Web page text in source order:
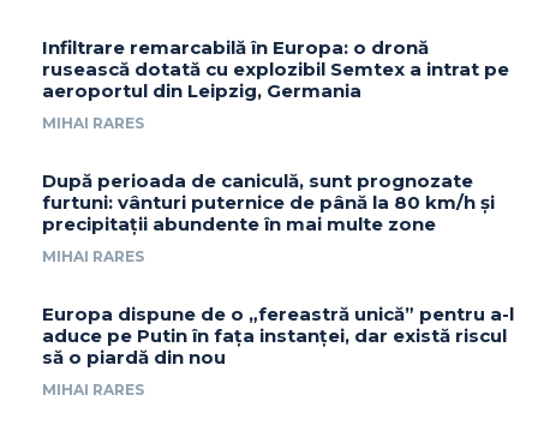
Infiltrare remarcabilă în Europa: o dronă
rusească dotată cu explozibil Semtex a intrat pe
aeroportul din Leipzig, Germania
MIHAI RARES
După perioada de caniculă, sunt prognozate
furtuni: vânturi puternice de până la 80 km/h și
precipitații abundente în mai multe zone
MIHAI RARES
Europa dispune de o „fereastră unică” pentru a-l
aduce pe Putin în fața instanței, dar există riscul
să o piardă din nou
MIHAI RARES